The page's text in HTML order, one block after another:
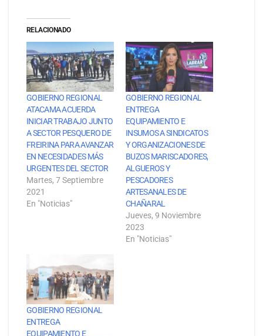
RELACIONADO
GOBIERNO REGIONAL
ATACAMA ACUERDA
INICIAR TRABAJO JUNTO
A SECTOR PESQUERO DE
FREIRINA PARA AVANZAR
EN NECESIDADES MÁS
URGENTES DEL SECTOR
Martes, 7 Septiembre
2021
En "Noticias"
GOBIERNO REGIONAL
ENTREGA
EQUIPAMIENTO E
INSUMOS A SINDICATOS
Y ORGANIZACIONES DE
BUZOS MARISCADORES,
ALGUEROS Y
PESCADORES
ARTESANALES DE
CHAÑARAL
Jueves, 9 Noviembre
2023
En "Noticias"
GOBIERNO REGIONAL
ENTREGA
EQUIPAMIENTO E